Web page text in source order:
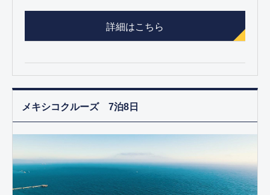
詳細はこちら
メキシコクルーズ 7泊8日